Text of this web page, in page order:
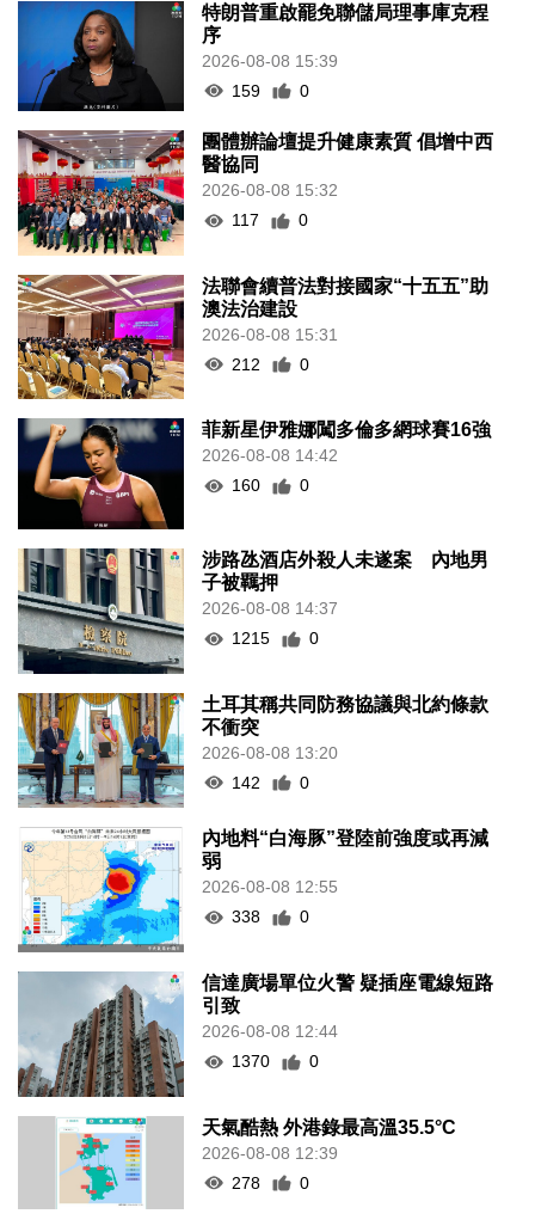
特朗普重啟罷免聯儲局理事庫克程
序
2026-08-08 15:39
159
0
團體辦論壇提升健康素質 倡增中西
醫協同
2026-08-08 15:32
117
0
法聯會續普法對接國家“十五五”助
澳法治建設
2026-08-08 15:31
212
0
菲新星伊雅娜闖多倫多網球賽16強
2026-08-08 14:42
160
0
涉路氹酒店外殺人未遂案 內地男
子被羈押
2026-08-08 14:37
1215
0
土耳其稱共同防務協議與北約條款
不衝突
2026-08-08 13:20
142
0
內地料“白海豚”登陸前強度或再減
弱
2026-08-08 12:55
338
0
信達廣場單位火警 疑插座電線短路
引致
2026-08-08 12:44
1370
0
天氣酷熱 外港錄最高溫35.5°C
2026-08-08 12:39
278
0